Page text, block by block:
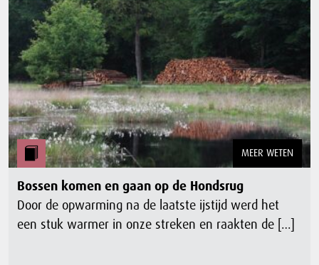
MEER WETEN
Bossen komen en gaan op de Hondsrug
Door de opwarming na de laatste ijstijd werd het
een stuk warmer in onze streken en raakten de […]